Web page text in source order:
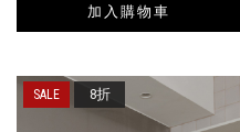
加入購物車
8折